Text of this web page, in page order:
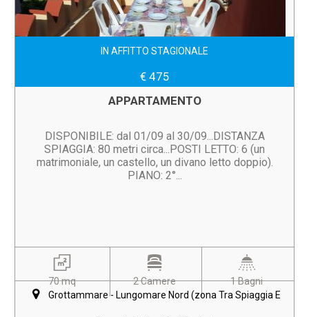
IN AFFITTO STAGIONALE
€ 475
APPARTAMENTO
DISPONIBILE: dal 01/09 al 30/09...DISTANZA
SPIAGGIA: 80 metri circa...POSTI LETTO: 6 (un
matrimoniale, un castello, un divano letto doppio).
PIANO: 2°...
70 mq 2 Camere
1 Bagni
Grottammare - Lungomare Nord (zona Tra Spiaggia E